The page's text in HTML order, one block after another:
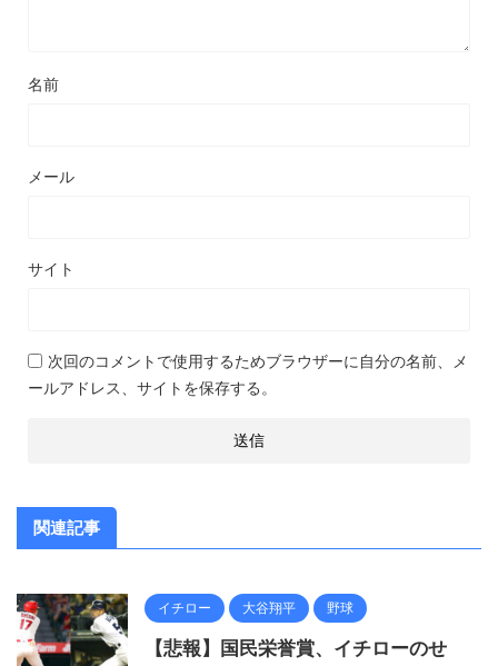
名前
メール
サイト
次回のコメントで使用するためブラウザーに自分の名前、メ
ールアドレス、サイトを保存する。
関連記事
イチロー 大谷翔平 野球
【悲報】国民栄誉賞、イチローのせ